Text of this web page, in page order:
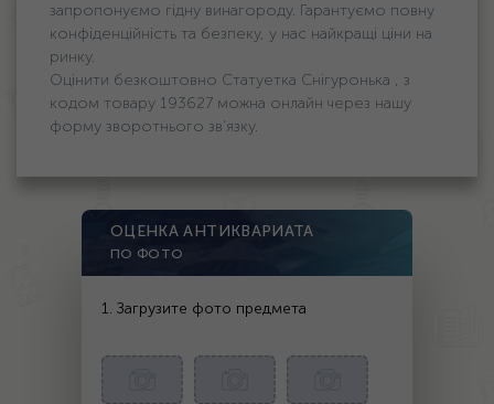
запропонуємо гідну винагороду. Гарантуємо повну
конфіденційність та безпеку, у нас найкращі ціни на
ринку.
Оцінити безкоштовно Статуетка Снігуронька , з
кодом товару 193627 можна онлайн через нашу
форму зворотнього зв'язку.
ОЦЕНКА АНТИКВАРИАТА
ПО ФОТО
1. Загрузите фото предмета